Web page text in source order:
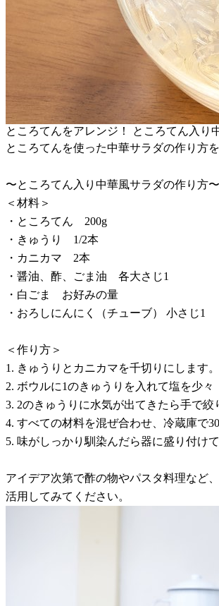
ところてんをアレンジ！ ところてん入り
ところてんを使った中華サラダの作り方
〜ところてん入り中華風サラダの作り方〜
＜材料＞
・ところてん 200g
・きゅうり 1/2本
・カニカマ 2本
・醤油、酢、ごま油 各大さじ1
・白ごま お好みの量
・おろしにんにく（チューブ） 小さじ1
＜作り方＞
1. きゅうりとカニカマを千切りにします。
2. ボウルに1のきゅうりを入れて塩を少
3. 2のきゅうりに水気が出てきたら手で絞
4. すべての材料を混ぜ合わせ、冷蔵庫で
5. 味がしっかり馴染んだら器に盛り付けて
アイデア次第で酢の物やパスタ料理など
活用してみてください。